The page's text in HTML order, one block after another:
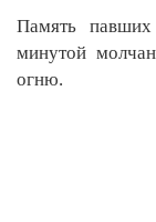
Память павших
минутой
огню.